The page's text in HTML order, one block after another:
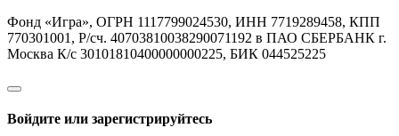
Фонд «Игра», ОГРН 1117799024530, ИНН 7719289458, КПП
770301001, Р/сч. 40703810038290071192 в ПАО СБЕРБАНК г.
Москва К/с 30101810400000000225, БИК 044525225
Войдите или зарегистрируйтесь